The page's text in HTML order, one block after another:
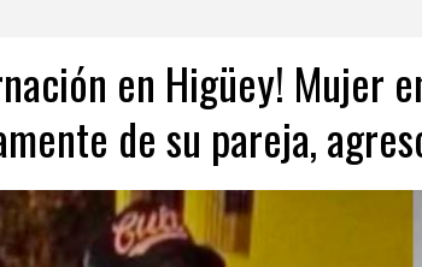
en Higüey! Mujer
de su pareja,